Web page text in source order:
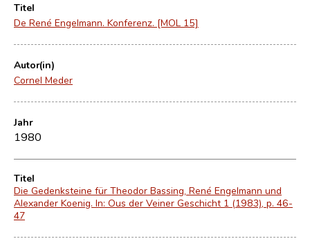
Titel
De René Engelmann. Konferenz. [MOL 15]
Autor(in)
Cornel Meder
Jahr
1980
Titel
Die Gedenksteine für Theodor Bassing, René Engelmann und
Alexander Koenig. In: Ous der Veiner Geschicht 1 (1983), p. 46-
47